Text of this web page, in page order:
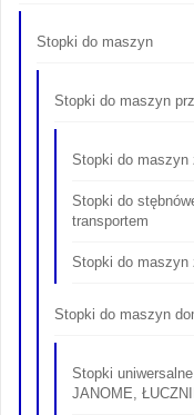
Stopki do maszyn
Stopki do maszyn
Stopki do maszyn
Stopki do
transportem
Stopki do maszyn
Stopki do maszyn
Stopki
JANOME,